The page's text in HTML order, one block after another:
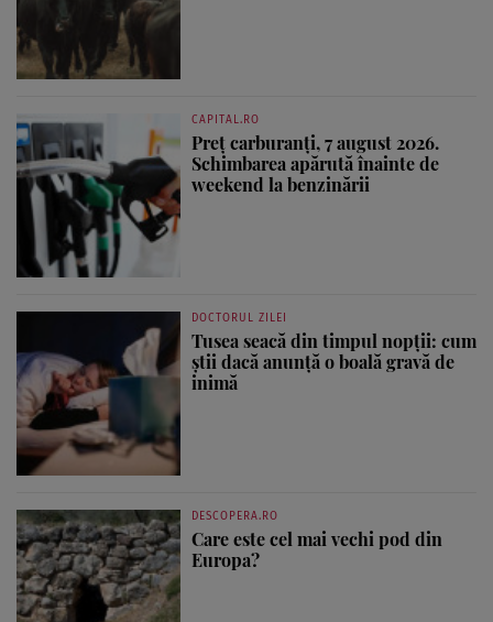
CAPITAL.RO
Preț carburanți, 7 august 2026.
Schimbarea apărută înainte de
weekend la benzinării
DOCTORUL ZILEI
Tusea seacă din timpul nopții: cum
știi dacă anunță o boală gravă de
inimă
DESCOPERA.RO
Care este cel mai vechi pod din
Europa?